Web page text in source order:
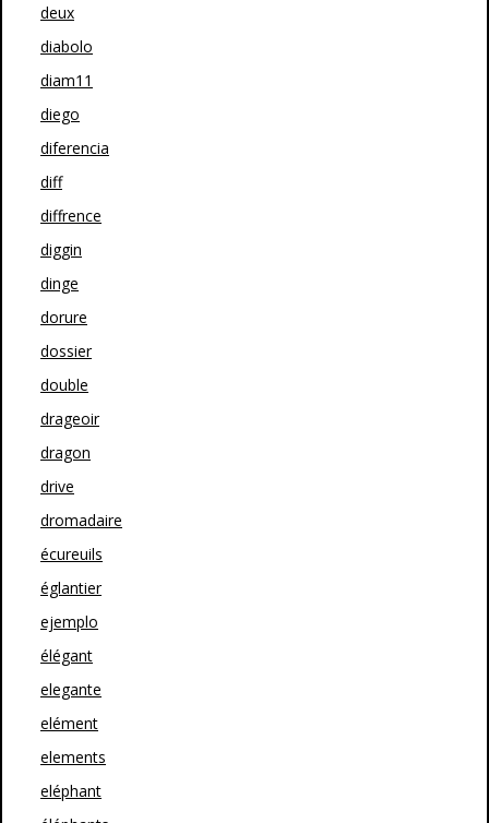
deux
diabolo
diam11
diego
diferencia
diff
diffrence
diggin
dinge
dorure
dossier
double
drageoir
dragon
drive
dromadaire
écureuils
églantier
ejemplo
élégant
elegante
elément
elements
eléphant